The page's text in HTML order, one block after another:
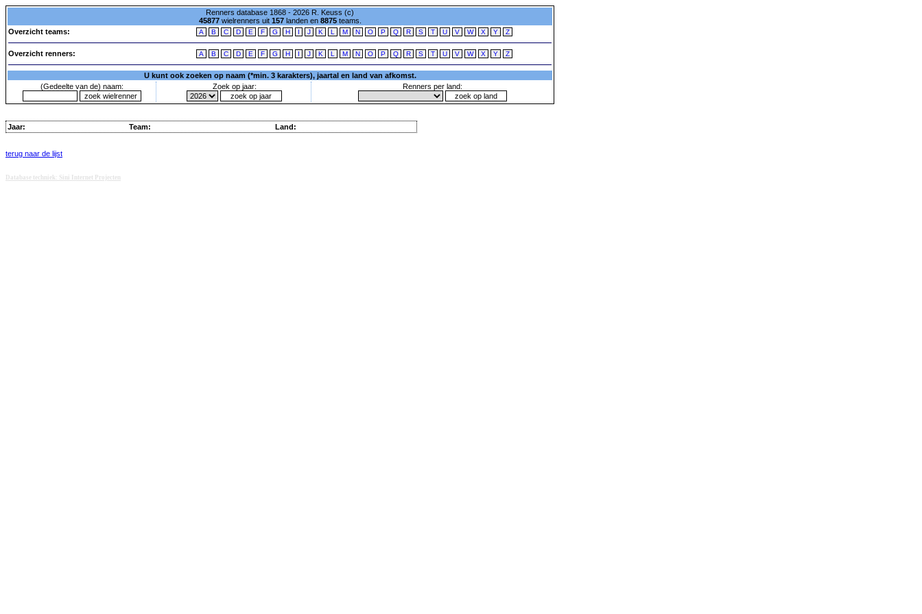
Renners database 1868 - 2026 R. Keuss (c)
45877wielrenners uit 157landen en 8875teams.
Overzicht teams:
A B C D E F G H I J K L M N O P Q R S T U V W X Y Z
Overzicht renners: A B C D E F G H I J K L M N O P Q R S T U V W X Y Z
U kunt ook zoeken op naam (*min. 3 karakters), jaartal en land van afkomst.
(Gedeelte van de) naam:
Zoek op jaar: Renners per land:
Jaar: Team: Land:
terug naar de lijst
Database techniek: Sini Internet Projecten